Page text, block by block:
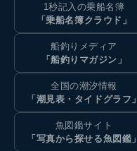
1秒記入の乗船名簿
「乗船名簿クラウド」
船釣りメディア
「船釣りマガジン」
全国の潮汐情報
「潮見表・タイドグラフ」
魚図鑑サイト
「写真から探せる魚図鑑」